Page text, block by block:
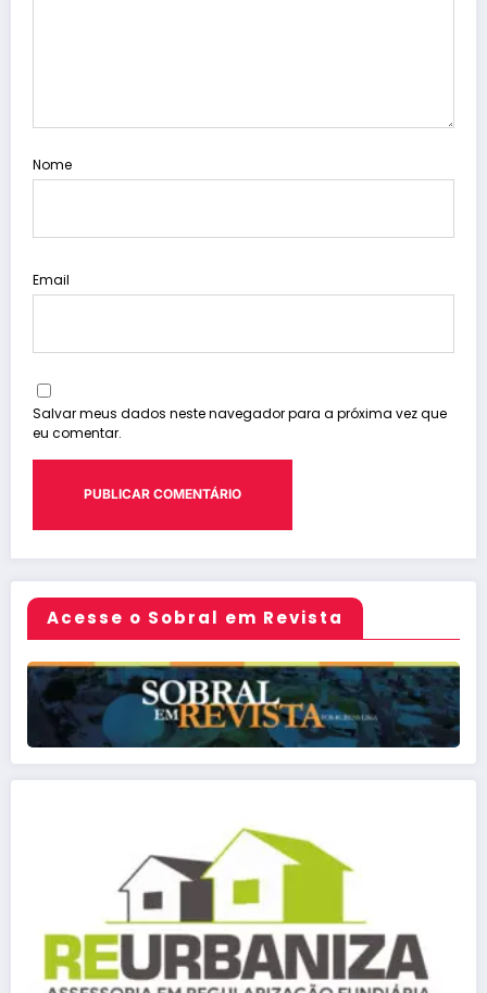
Nome
Email
Salvar meus dados neste navegador para a próxima vez que
eu comentar.
Acesse o Sobral em Revista